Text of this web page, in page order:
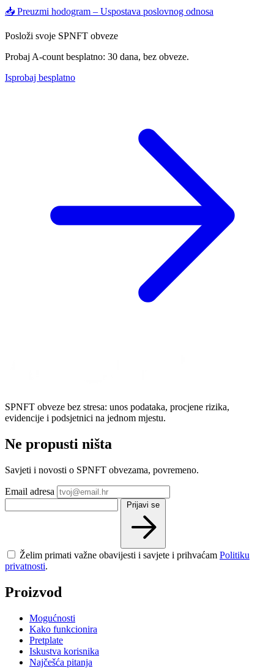
📥 Preuzmi hodogram – Uspostava poslovnog odnosa
Posloži svoje SPNFT obveze
Probaj A-count besplatno: 30 dana, bez obveze.
Isprobaj besplatno
SPNFT obveze bez stresa: unos podataka, procjene rizika,
evidencije i podsjetnici na jednom mjestu.
Ne propusti ništa
Savjeti i novosti o SPNFT obvezama, povremeno.
Email adresa
Želim primati važne obavijesti i savjete i prihvaćam Politiku
privatnosti.
Proizvod
Mogućnosti
Kako funkcionira
Pretplate
Iskustva korisnika
Najčešća pitanja